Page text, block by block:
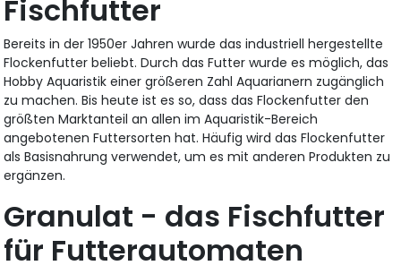
Fischfutter
Bereits in der 1950er Jahren wurde das industriell hergestellte
Flockenfutter beliebt. Durch das Futter wurde es möglich, das
Hobby Aquaristik einer größeren Zahl Aquarianern zugänglich
zu machen. Bis heute ist es so, dass das Flockenfutter den
größten Marktanteil an allen im Aquaristik-Bereich
angebotenen Futtersorten hat. Häufig wird das Flockenfutter
als Basisnahrung verwendet, um es mit anderen Produkten zu
ergänzen.
Granulat - das Fischfutter
für Futterautomaten